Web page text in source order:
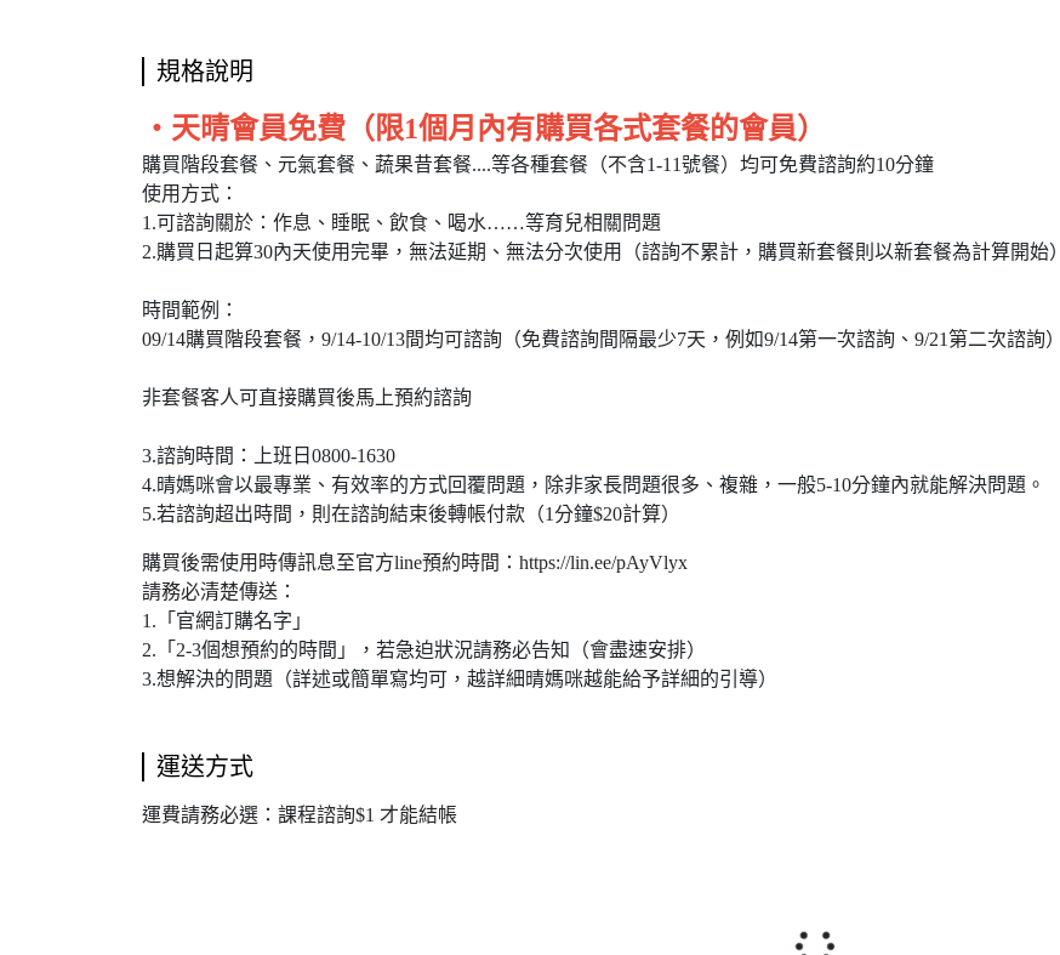
規格說明
・ 天晴會員免費（限1個月內有購買各式套餐的會員）
購買階段套餐、元氣套餐、蔬果昔套餐....等各種套餐（不含1-11號餐）均可免費諮詢約10分鐘
使用方式：
1.可諮詢關於：作息、睡眠、飲食、喝水……等育兒相關問題
2.購買日起算30內天使用完畢，無法延期、無法分次使用（諮詢不累計，購買新套餐則以新套餐為計算開始）
時間範例：
09/14購買階段套餐，9/14-10/13間均可諮詢（免費諮詢間隔最少7天，例如9/14第一次諮詢、9/21第二次諮詢）
非套餐客人可直接購買後馬上預約諮詢
3.諮詢時間：上班日0800-1630
4.晴媽咪會以最專業、有效率的方式回覆問題，除非家長問題很多、複雜，一般5-10分鐘內就能解決問題。
5.若諮詢超出時間，則在諮詢結束後轉帳付款（1分鐘$20計算）
購買後需使用時傳訊息至官方line預約時間：https://lin.ee/pAyVlyx
請務必清楚傳送：
1.「官網訂購名字」
2.「2-3個想預約的時間」，若急迫狀況請務必告知（會盡速安排）
3.想解決的問題（詳述或簡單寫均可，越詳細晴媽咪越能給予詳細的引導）
運送方式
運費請務必選：課程諮詢$1 才能結帳